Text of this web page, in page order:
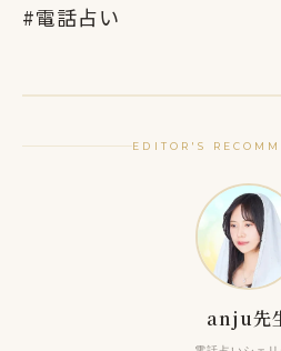
#電話占い
EDITOR'S
anju先